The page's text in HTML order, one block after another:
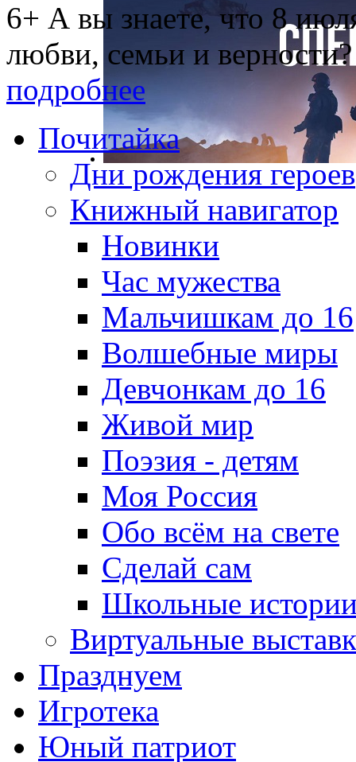
6+ А вы знаете, что 8
любви, семьи и верности?
подробнее
Почитайка
Дни рождения героев
Книжный навигатор
Новинки
Час мужества
Мальчишкам до 16
Волшебные миры
Девчонкам до 16
Живой мир
Поэзия - детям
Моя Россия
Обо всём на свете
Сделай сам
Школьные
Виртуальные
Празднуем
Игротека
Юный патриот